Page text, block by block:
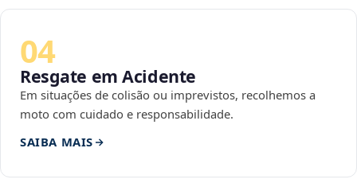
04
Resgate em Acidente
Em situações de colisão ou imprevistos, recolhemos a
moto com cuidado e responsabilidade.
SAIBA MAIS